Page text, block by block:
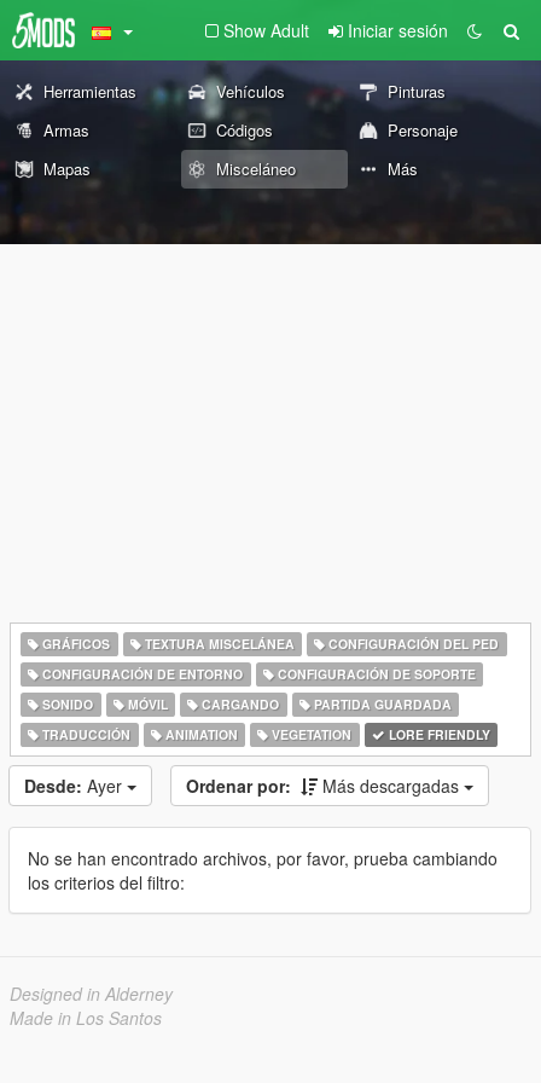
Show Adult Iniciar sesión
Herramientas Vehículos
Pinturas
Armas
Códigos
Personaje
Mapas
Misceláneo Más
GRÁFICOS TEXTURA MISCELÁNEA
CONFIGURACIÓN DEL PED
CONFIGURACIÓN DE ENTORNO
CONFIGURACIÓN DE SOPORTE
SONIDO
MÓVIL CARGANDO
PARTIDA GUARDADA
TRADUCCIÓN
ANIMATION VEGETATION LORE FRIENDLY
Desde: Ayer Ordenar por: Más descargadas
No se han encontrado archivos, por favor, prueba cambiando
los criterios del filtro:
Designed in Alderney
Made in Los Santos